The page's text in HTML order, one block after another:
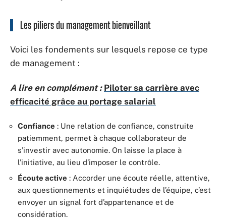
Les piliers du management bienveillant
Voici les fondements sur lesquels repose ce type
de management :
A lire en complément : Piloter sa carrière avec
efficacité grâce au portage salarial
Confiance : Une relation de confiance, construite
patiemment, permet à chaque collaborateur de
s’investir avec autonomie. On laisse la place à
l’initiative, au lieu d’imposer le contrôle.
Écoute active : Accorder une écoute réelle, attentive,
aux questionnements et inquiétudes de l’équipe, c’est
envoyer un signal fort d’appartenance et de
considération.